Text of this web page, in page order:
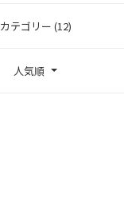
カテゴリー (12)
人気順